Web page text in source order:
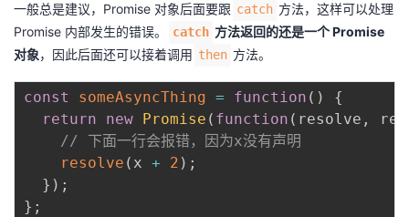
一般总是建议，Promise 对象后面要跟 catch 方法，这样可以处理
Promise 内部发生的错误。
catch 方法返回的还是一个 Promise
对象，因此后面还可以接着调用 then 方法。
const someAsyncThing = function ( )
{
return
new Promise ( function ( resolve ,
// 下面一行会报错，因为x没有声明
resolve ( x + 2 ) ;
} ) ;
} ;